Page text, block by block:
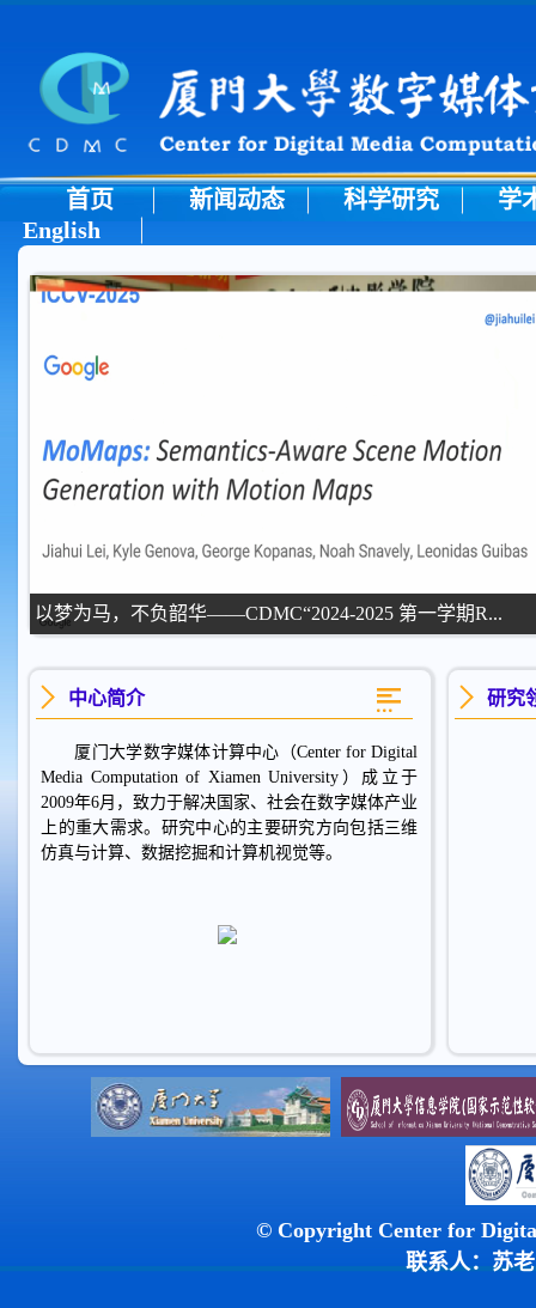
首页 新闻动态 科学研究
学
English
以梦为马，不负韶华——CDMC“2024-2025 第一学期R...
中心简介
厦门大学数字媒体计算中心（Center for Digital
Media Computation of Xiamen University）成立于
2009年6月，致力于解决国家、社会在数字媒体产业
上的重大需求。研究中心的主要研究方向包括三维
仿真与计算、数据挖掘和计算机视觉等。
研究
© Copyright Center for
联系人：苏